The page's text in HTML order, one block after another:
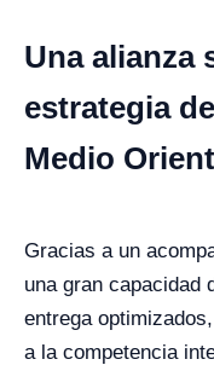
Una alianza
estrategia
Medio
Gracias a un
una gran capacidad
entrega
a la competencia